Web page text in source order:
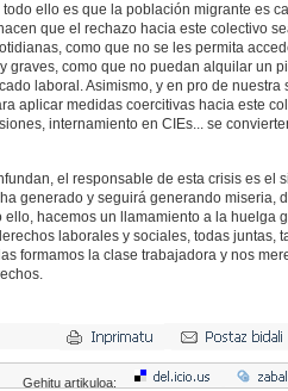
todo ello es que la población migrante es
que el rechazo hacia este colectivo
como que no se les permita
graves, como que no puedan alquilar un
laboral. Asimismo, y en pro de
aplicar medidas coercitivas hacia este
internamiento en CIEs... se
el responsable de esta crisis es el
generado y seguirá generando miseria,
ello, hacemos un llamamiento a la huelga
laborales y sociales, todas juntas,
formamos la clase trabajadora y nos
Gehitu artikuloa: